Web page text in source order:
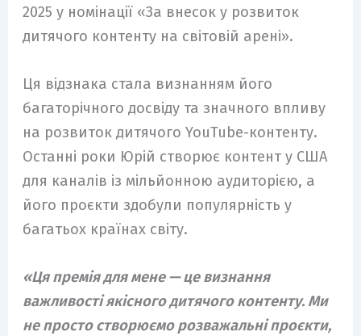
2025 у номінації «За внесок у розвиток
дитячого контенту на світовій арені».
Ця відзнака стала визнанням його
багаторічного досвіду та значного впливу
на розвиток дитячого YouTube-контенту.
Останні роки Юрій створює контент у США
для каналів із мільйонною аудиторією, а
його проєкти здобули популярність у
багатьох країнах світу.
«Ця премія для мене — це визнання
важливості якісного дитячого контенту. Ми
не просто створюємо розважальні проєкти,